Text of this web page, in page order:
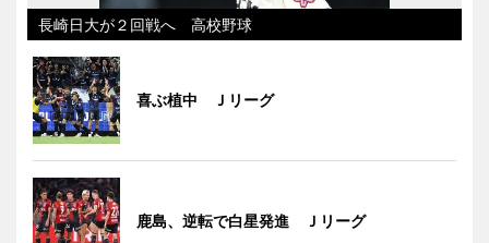
長崎日大が２回戦へ 高校野球
喜ぶ植中 Ｊリーグ
鹿島、逆転で白星発進 Ｊリーグ